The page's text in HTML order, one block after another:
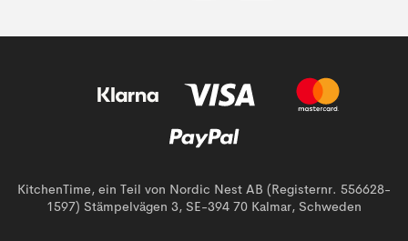
KitchenTime, ein Teil von Nordic Nest AB (Registernr. 556628-
1597) Stämpelvägen 3, SE-394 70 Kalmar, Schweden